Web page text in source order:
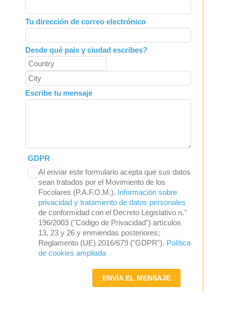
Tu dirección de correo electrónico
Desde qué pais y ciudad escribes?
Escribe tu mensaje
GDPR
Al enviar este formulario acepta que sus datos
sean tratados por el Movimiento de los
Focolares (P.A.F.O.M.). Información sobre
privacidad y tratamiento de datos personales
de conformidad con el Decreto Legislativo n.°
196/2003 ("Código de Privacidad") artículos
13, 23 y 26 y enmiendas posteriores;
Reglamento (UE) 2016/679 ("GDPR"). Política
de cookies ampliada
ENVÍA EL MENSAJE